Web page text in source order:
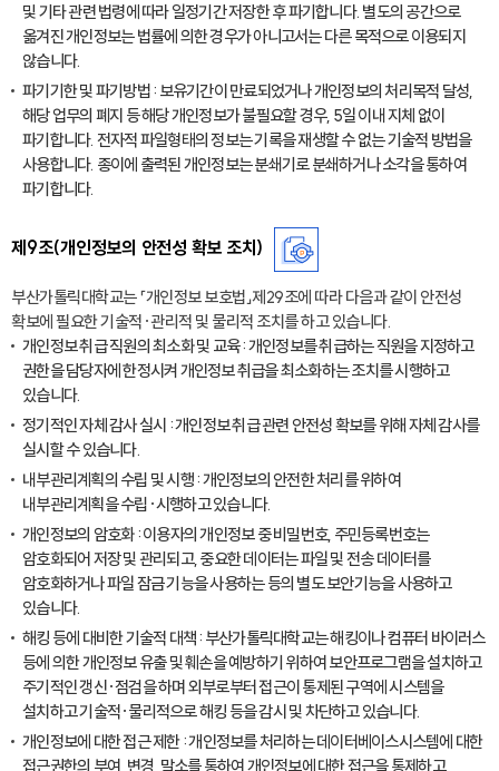
및 기타 관련 법령에 따라 일정기간 저장한 후 파기합니다. 별도의 공간으로
옮겨진 개인정보는 법률에 의한 경우가 아니고서는 다른 목적으로 이용되지
않습니다.
파기기한 및 파기방법 : 보유기간이 만료되었거나 개인정보의 처리목적 달성,
해당 업무의 폐지 등 해당 개인정보가 불필요할 경우, 5일 이내 지체 없이
파기합니다. 전자적 파일형태의 정보는 기록을 재생할 수 없는 기술적 방법을
사용합니다. 종이에 출력된 개인정보는 분쇄기로 분쇄하거나 소각을 통하여
파기합니다.
제9조(개인정보의 안전성 확보 조치)
부산가톨릭대학교는 「개인정보 보호법」제29조에 따라 다음과 같이 안전성
확보에 필요한 기술적·관리적 및 물리적 조치를 하고 있습니다.
개인정보 취급 직원의 최소화 및 교육 : 개인정보를 취급하는 직원을 지정하고
권한을 담당자에 한정시켜 개인정보 취급을 최소화하는 조치를 시행하고
있습니다.
정기적인 자체 감사 실시 : 개인정보 취급 관련 안전성 확보를 위해 자체 감사를
실시할 수 있습니다.
내부관리계획의 수립 및 시행 : 개인정보의 안전한 처리를 위하여
내부관리계획을 수립·시행하고 있습니다.
개인정보의 암호화 : 이용자의 개인정보 중 비밀번호, 주민등록번호는
암호화되어 저장 및 관리되고, 중요한 데이터는 파일 및 전송 데이터를
암호화하거나 파일 잠금 기능을 사용하는 등의 별도 보안기능을 사용하고
있습니다.
해킹 등에 대비한 기술적 대책 : 부산가톨릭대학교는 해킹이나 컴퓨터 바이러스
등에 의한 개인정보 유출 및 훼손을 예방하기 위하여 보안프로그램을 설치하고
주기적인 갱신·점검을 하며 외부로부터 접근이 통제된 구역에 시스템을
설치하고 기술적·물리적으로 해킹 등을 감시 및 차단하고 있습니다.
개인정보에 대한 접근 제한 : 개인정보를 처리하는 데이터베이스시스템에 대한
접근권한의 부여, 변경, 말소를 통하여 개인정보에 대한 접근을 통제하고